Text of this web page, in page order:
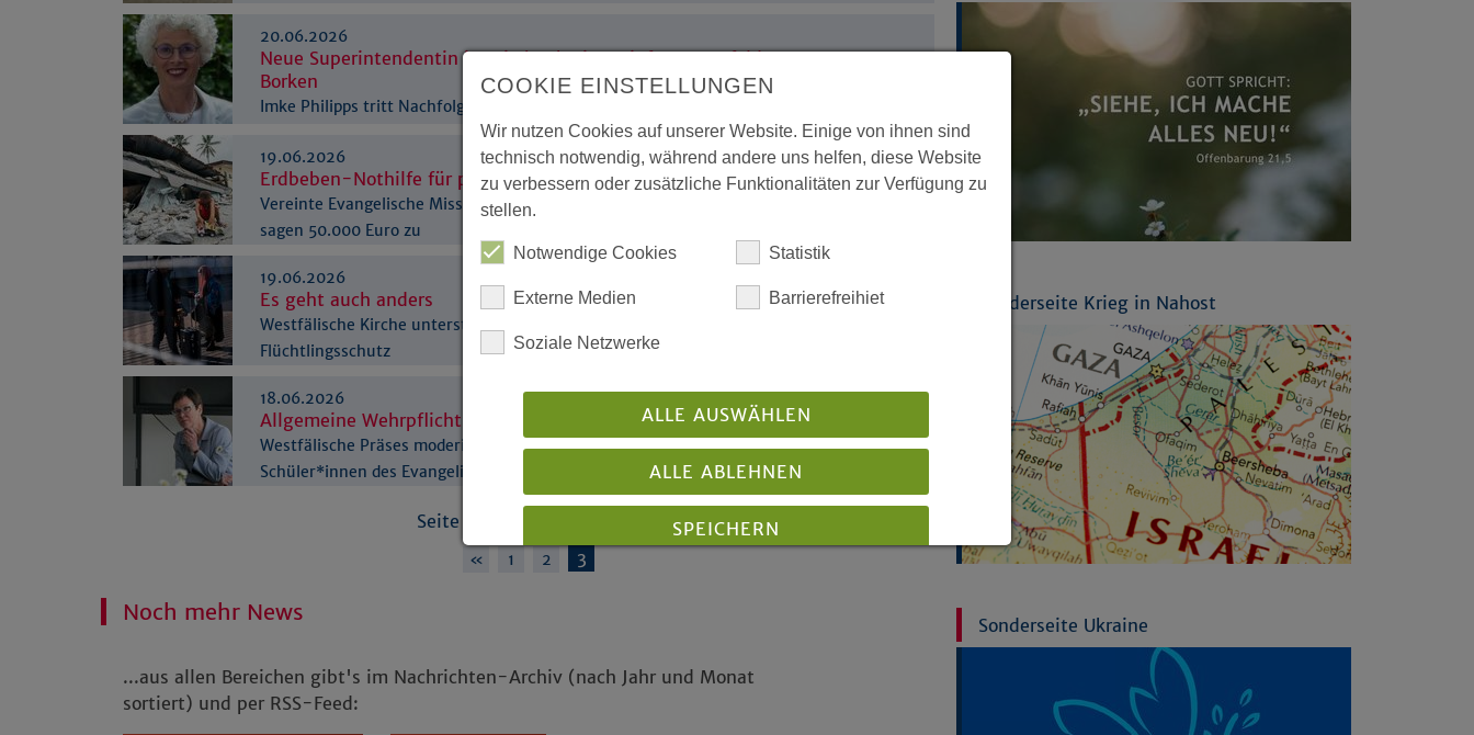
20.06.2026
Neue Superintendentin im Kirchenkreis Steinfurt-Coesfeld-
Borken
Imke Philipps tritt Nachfolge von Susanne Falcke an
19.06.2026
Erdbeben-Nothilfe für philippinische Kirche
Vereinte Evangelische Mission und Landeskirchen
sagen 50.000 Euro zu
19.06.2026
Es geht auch anders
Westfälische Kirche unterstützt
Flüchtlingsschutz
18.06.2026
Allgemeine Wehrpflicht: ja oder nein?
Westfälische Präses moderierte Diskussion mit
Schüler*innen des Evangelischen…
Seite 3 von 3
« 1 2 3
Noch mehr News
...aus allen Bereichen gibt's im Nachrichten-Archiv (nach Jahr und Monat
sortiert) und per RSS-Feed:
Sonderseite Krieg in Nahost
Sonderseite Ukraine
COOKIE EINSTELLUNGEN
Wir nutzen Cookies auf unserer Website. Einige von ihnen sind
technisch notwendig, während andere uns helfen, diese Website
zu verbessern oder zusätzliche Funktionalitäten zur Verfügung zu
stellen.
Notwendige Cookies Statistik
Externe Medien Barrierefreihiet
Soziale Netzwerke
ALLE AUSWÄHLEN
ALLE ABLEHNEN
SPEICHERN